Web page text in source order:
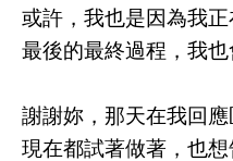
或許，我也是因為我正
最後的最終過程，我也
謝謝妳，那天在我回應
現在都試著做著，也想